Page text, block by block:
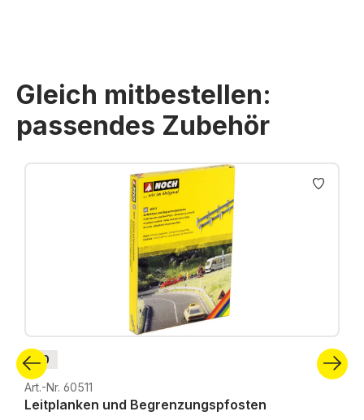
Gleich mitbestellen:
passendes Zubehör
Produktgalerie überspringen
H0
Art.-Nr. 60511
Leitplanken und Begrenzungspfosten